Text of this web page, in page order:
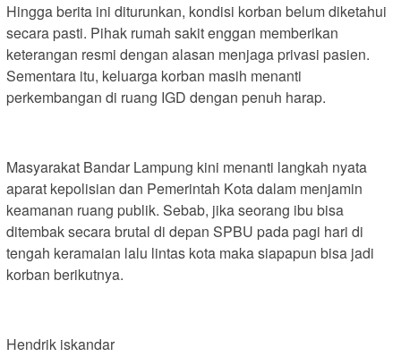
Hingga berita ini diturunkan, kondisi korban belum diketahui
secara pasti. Pihak rumah sakit enggan memberikan
keterangan resmi dengan alasan menjaga privasi pasien.
Sementara itu, keluarga korban masih menanti
perkembangan di ruang IGD dengan penuh harap.
Masyarakat Bandar Lampung kini menanti langkah nyata
aparat kepolisian dan Pemerintah Kota dalam menjamin
keamanan ruang publik. Sebab, jika seorang ibu bisa
ditembak secara brutal di depan SPBU pada pagi hari di
tengah keramaian lalu lintas kota maka siapapun bisa jadi
korban berikutnya.
Hendrik iskandar